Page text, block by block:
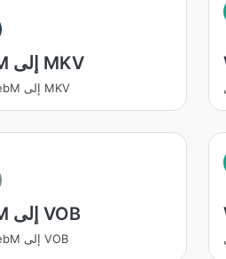
WebM إلى MKV
يتحول WebM إلى MKV
WebM إلى VOB
يتحول WebM إلى VOB